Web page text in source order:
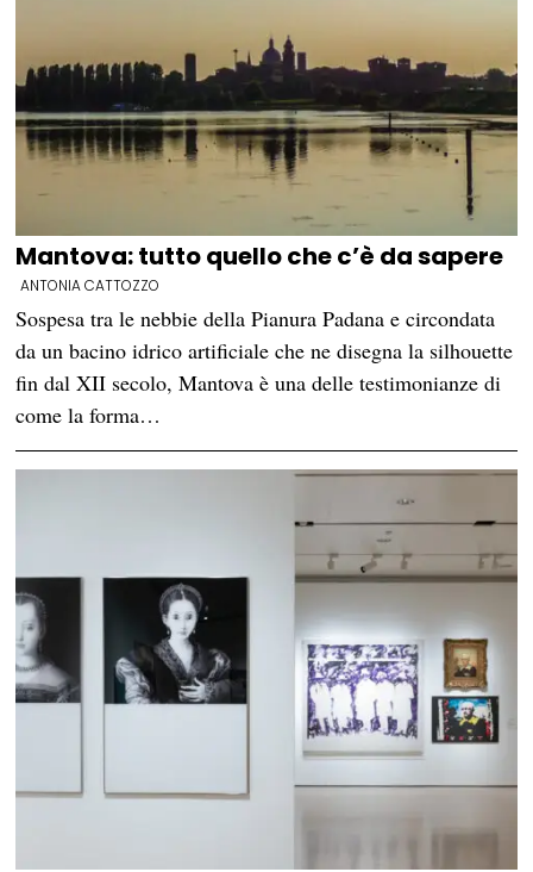
Mantova: tutto quello che c’è da sapere
ANTONIA CATTOZZO
Sospesa tra le nebbie della Pianura Padana e circondata
da un bacino idrico artificiale che ne disegna la silhouette
fin dal XII secolo, Mantova è una delle testimonianze di
come la forma…